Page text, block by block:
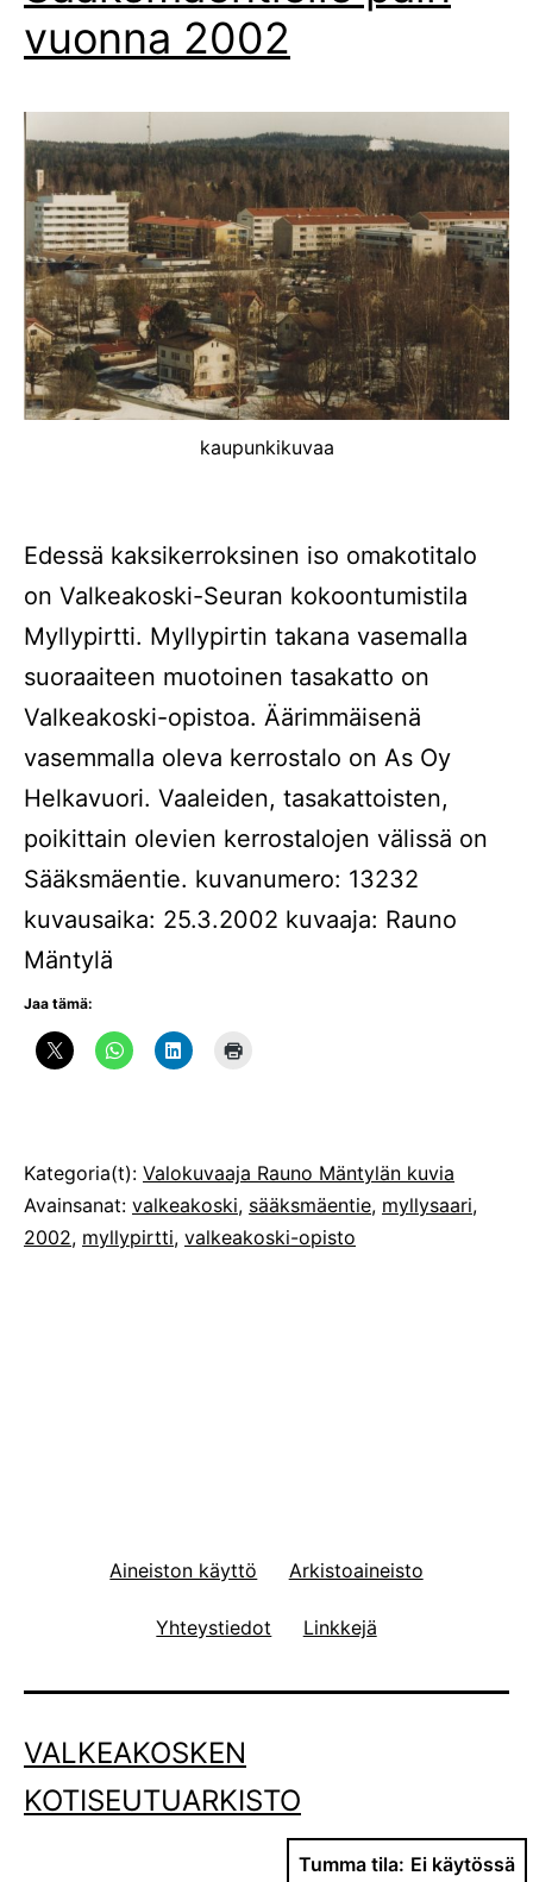
vuonna 2002
kaupunkikuvaa
Edessä kaksikerroksinen iso omakotitalo
on Valkeakoski-Seuran kokoontumistila
Myllypirtti. Myllypirtin takana vasemalla
suoraaiteen muotoinen tasakatto on
Valkeakoski-opistoa. Äärimmäisenä
vasemmalla oleva kerrostalo on As Oy
Helkavuori. Vaaleiden, tasakattoisten,
poikittain olevien kerrostalojen välissä on
Sääksmäentie. kuvanumero: 13232
kuvausaika: 25.3.2002 kuvaaja: Rauno
Mäntylä
Jaa tämä:
Julkaistu
Kategoria(t): Valokuvaaja Rauno Mäntylän kuvia
Avainsanat: valkeakoski, sääksmäentie, myllysaari,
2002, myllypirtti, valkeakoski-opisto
Aineiston käyttö Arkistoaineisto
Yhteystiedot Linkkejä
VALKEAKOSKEN
KOTISEUTUARKISTO
Tumma tila: